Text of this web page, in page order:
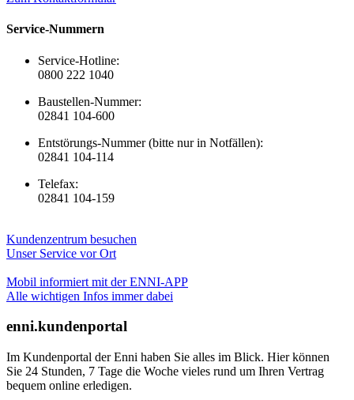
Service-Nummern
Service-Hotline:
0800 222 1040
Baustellen-Nummer:
02841 104-600
Entstörungs-Nummer (bitte nur in Notfällen):
02841 104-114
Telefax:
02841 104-159
Kundenzentrum besuchen
Unser Service vor Ort
Mobil informiert mit der ENNI-APP
Alle wichtigen Infos immer dabei
enni.kundenportal
Im Kundenportal der Enni haben Sie alles im Blick. Hier können
Sie 24 Stunden, 7 Tage die Woche vieles rund um Ihren Vertrag
bequem online erledigen.